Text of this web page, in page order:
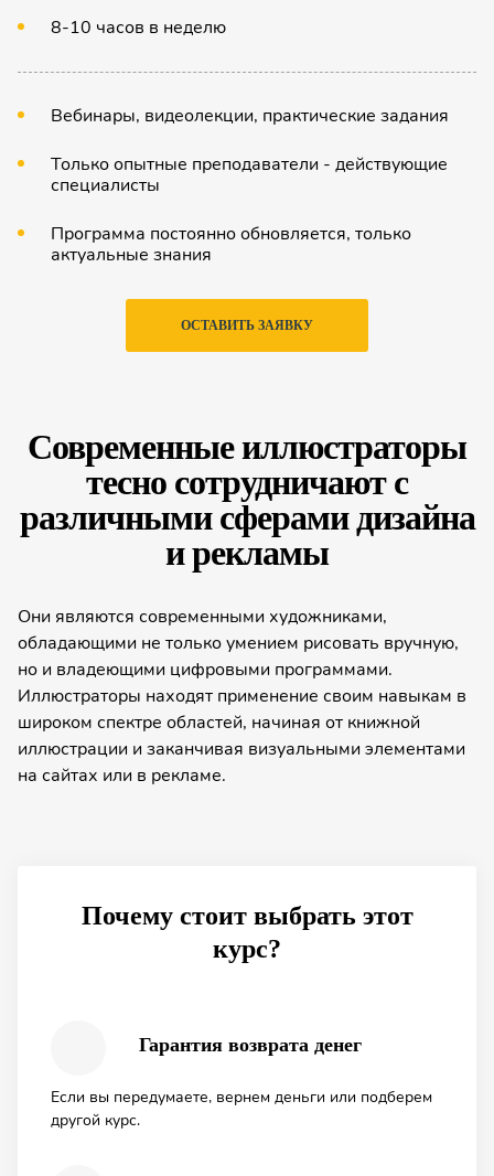
8-10 часов в неделю
Вебинары, видеолекции, практические задания
Только опытные преподаватели - действующие
специалисты
Программа постоянно обновляется, только
актуальные знания
ОСТАВИТЬ ЗАЯВКУ
Современные иллюстраторы
тесно сотрудничают с
различными сферами дизайна
и рекламы
Они являются современными художниками,
обладающими не только умением рисовать вручную,
но и владеющими цифровыми программами.
Иллюстраторы находят применение своим навыкам в
широком спектре областей, начиная от книжной
иллюстрации и заканчивая визуальными элементами
на сайтах или в рекламе.
Почему стоит выбрать этот
курс?
Гарантия возврата денег
Если вы передумаете, вернем деньги или подберем
другой курс.